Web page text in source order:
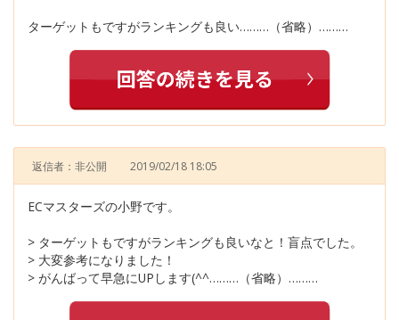
ターゲットもですがランキングも良い………（省略）………
返信者：非公開 2019/02/18 18:05
ECマスターズの小野です。
> ターゲットもですがランキングも良いなと！盲点でした。
> 大変参考になりました！
> がんばって早急にUPします(^^………（省略）………